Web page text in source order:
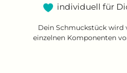
individuell für
Dein Schmuckstück wird
einzelnen Komponenten